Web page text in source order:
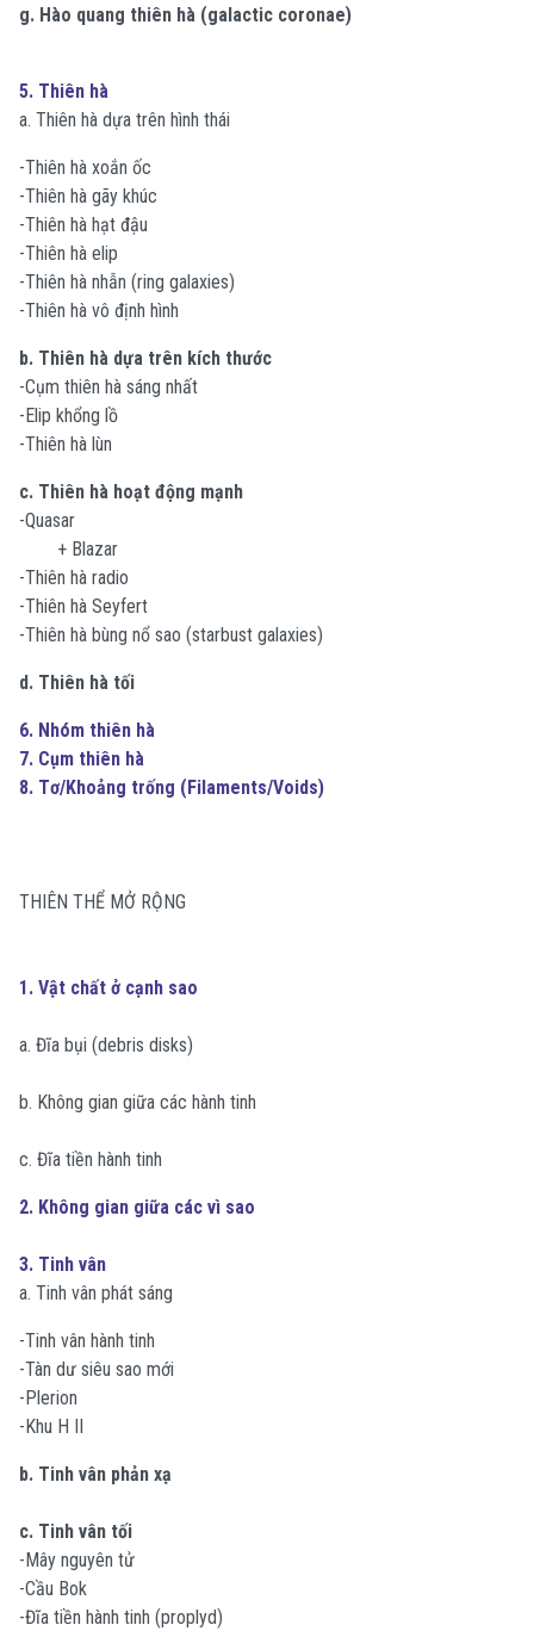
g. Hào quang thiên hà (galactic coronae)
5. Thiên hà
a. Thiên hà dựa trên hình thái
-Thiên hà xoắn ốc
-Thiên hà gãy khúc
-Thiên hà hạt đậu
-Thiên hà elip
-Thiên hà nhẫn (ring galaxies)
-Thiên hà vô định hình
b. Thiên hà dựa trên kích thước
-Cụm thiên hà sáng nhất
-Elip khổng lồ
-Thiên hà lùn
c. Thiên hà hoạt động mạnh
-Quasar
+ Blazar
-Thiên hà radio
-Thiên hà Seyfert
-Thiên hà bùng nổ sao (starbust galaxies)
d. Thiên hà tối
6. Nhóm thiên hà
7. Cụm thiên hà
8. Tơ/Khoảng trống (Filaments/Voids)
THIÊN THỂ MỞ RỘNG
1. Vật chất ở cạnh sao
a. Đĩa bụi (debris disks)
b. Không gian giữa các hành tinh
c. Đĩa tiền hành tinh
2. Không gian giữa các vì sao
3. Tinh vân
a. Tinh vân phát sáng
-Tinh vân hành tinh
-Tàn dư siêu sao mới
-Plerion
-Khu H II
b. Tinh vân phản xạ
c. Tinh vân tối
-Mây nguyên tử
-Cầu Bok
-Đĩa tiền hành tinh (proplyd)